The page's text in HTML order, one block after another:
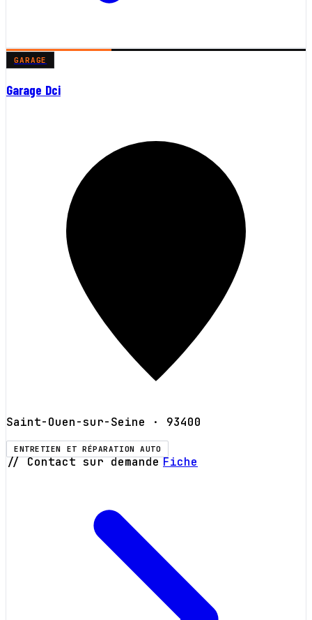
GARAGE
Garage Dci
Saint-Ouen-sur-Seine · 93400
ENTRETIEN ET RÉPARATION AUTO
// Contact sur demande Fiche